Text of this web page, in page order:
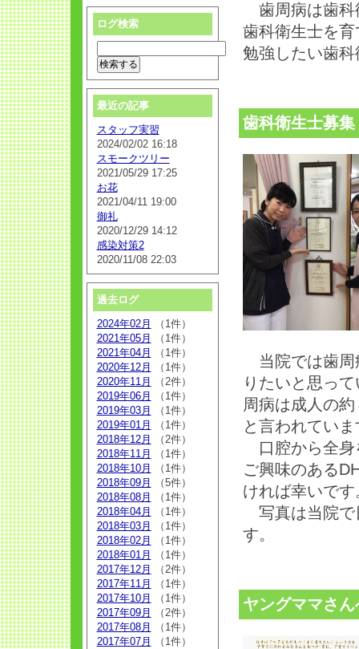
歯周病は歯科
歯科衛生士を
勉強したい
歯科衛生士募集
当院では歯周
りたいと思っ
周病は成人の
と言われていま
口腔から全身
ご興味のある
ければ幸いです
写真は当院で
す。
ヤングママさ
ログ検索
最近の記事
スタッフ実習
2024/02/02 16:18
スモークツリー
2021/05/29 17:25
お花
2021/04/11 19:00
御礼
2020/12/29 14:12
感染対策2
2020/11/08 22:03
過去ログ
2024年02月
（1件）
2021年05月
（1件）
2021年04月
（1件）
2020年12月
（1件）
2020年11月
（2件）
2019年06月
（1件）
2019年03月
（1件）
2019年01月
（1件）
2018年12月
（2件）
2018年11月
（1件）
2018年10月
（1件）
2018年09月
（5件）
2018年08月
（1件）
2018年04月
（1件）
2018年03月
（1件）
2018年02月
（1件）
2018年01月
（1件）
2017年12月
（2件）
2017年11月
（1件）
2017年10月
（1件）
2017年09月
（2件）
2017年08月
（1件）
2017年07月
（1件）